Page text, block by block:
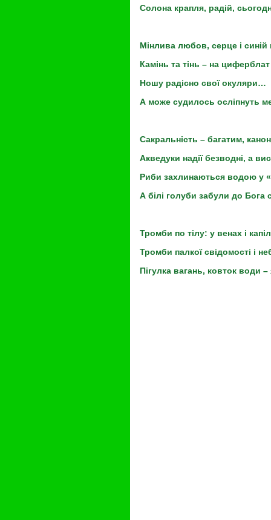
Солона крапля, радій,
Мінлива любов, серце і синій
Камінь та тінь – на циферблат
Ношу радісно свої окуляри…
А може судилось осліпнуть
Сакральність – багатим,
Акведуки надії безводні, а
Риби захлинаються водою у
А білі голуби забули до Бога
Тромби по тілу: у венах і
Тромби палкої свідомості і
Пігулка вагань, ковток води –